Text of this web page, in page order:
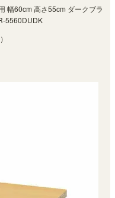
幅60cm 高さ55cm ダークブラ
5560DUDK